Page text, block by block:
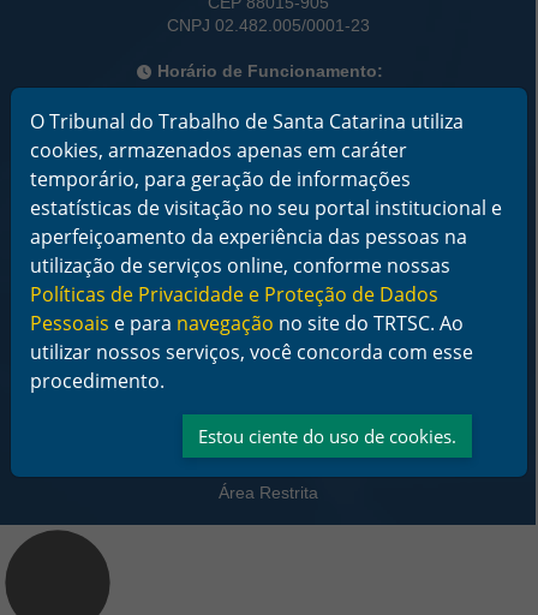
CNPJ 02.482.005/0001-23
Horário de Funcionamento:
Telefone: (48) 3216-4000
Links Rápidos
Institucional
Serviços
Notícias
Jurisprudência
Transparência
Legislação
Ouvidoria
Área Restrita
O Tribunal do Trabalho de Santa Catarina utiliza
cookies, armazenados apenas em caráter
temporário, para geração de informações
estatísticas de visitação no seu portal institucional e
aperfeiçoamento da experiência das pessoas na
utilização de serviços online, conforme nossas
Políticas de Privacidade e Proteção de Dados
Pessoais e para navegação no site do TRTSC. Ao
utilizar nossos serviços, você concorda com esse
procedimento.
Estou ciente do uso de cookies.